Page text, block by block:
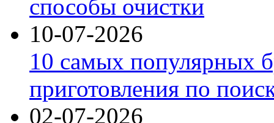
способы очистки
10-07-2026
10 самых популярных
приготовления по
02-07-2026